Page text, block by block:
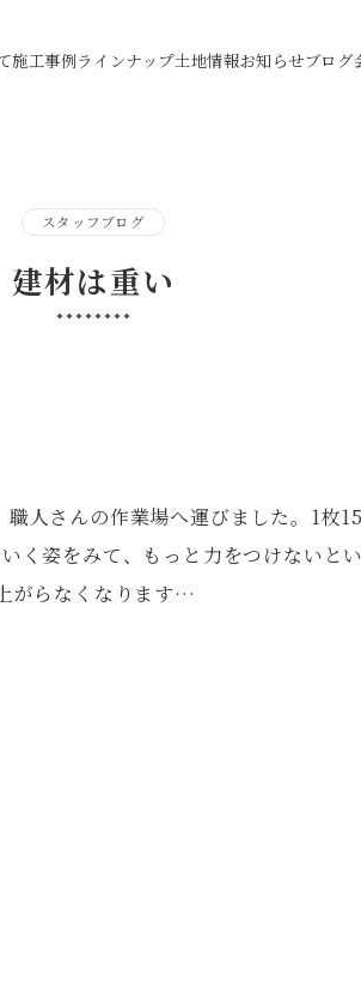
施工事例ラインナップ土地情報お知らせブログ
スタッフブログ
建材は重い
人さんの作業場へ運びました。1
く姿をみて、もっと力をつけないと
がらなくなります…